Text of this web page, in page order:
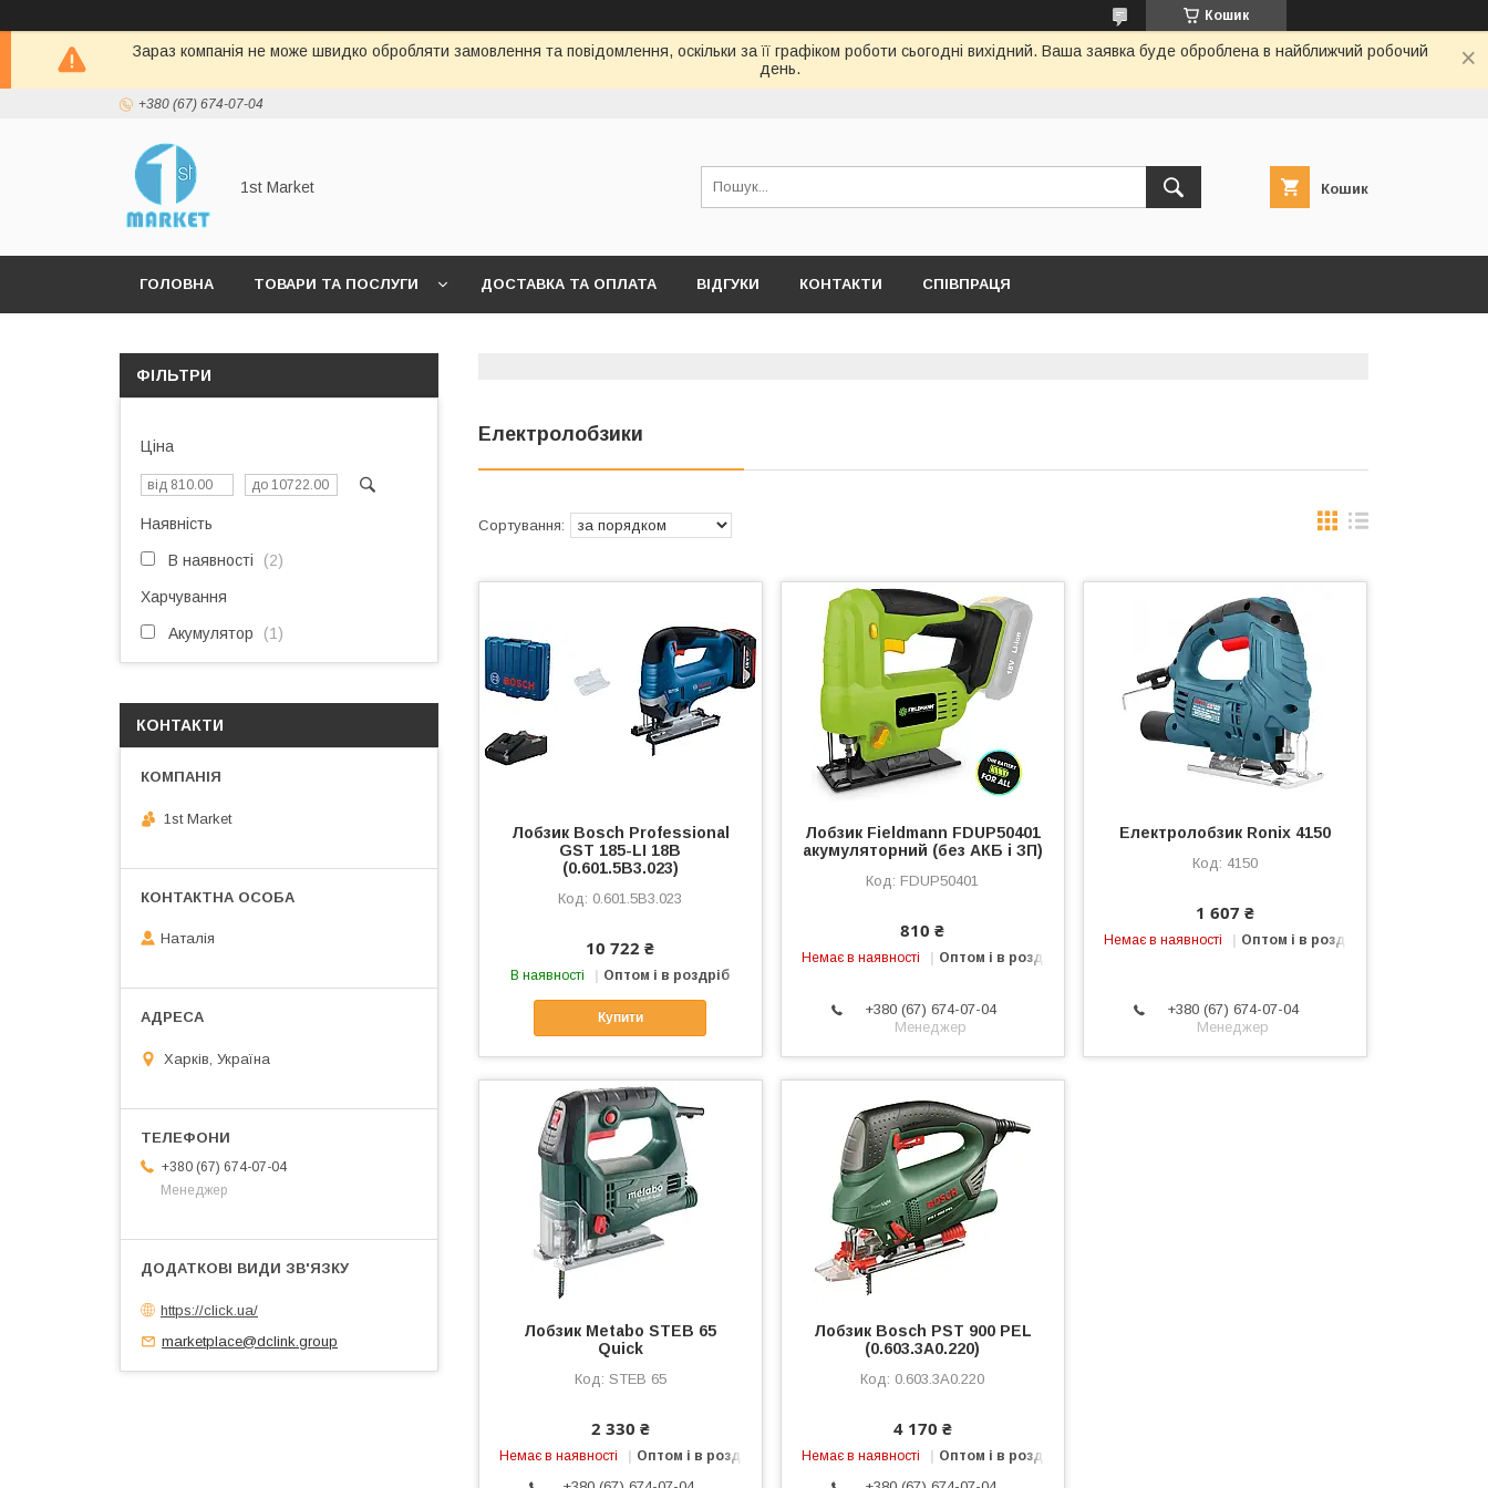
Кошик
Зараз компанія не може швидко обробляти замовлення та повідомлення, оскільки за її графіком роботи сьогодні вихідний. Ваша заявка буде оброблена в найближчий робочий
день.
+380 (67) 674-07-04
1st Market Кошик
ГОЛОВНА ТОВАРИ ТА ПОСЛУГИ ДОСТАВКА ТА ОПЛАТА ВІДГУКИ КОНТАКТИ СПІВПРАЦЯ
Електролобзики
Лобзик Bosch Professional
GST 185-LI 18В
(0.601.5B3.023)
0.601.5B3.023
10 722 ₴
В наявності Оптом і в роздріб
Купити
Лобзик Fieldmann FDUP50401
акумуляторний (без АКБ і ЗП)
FDUP50401
810 ₴
Немає в наявності Оптом і в роздріб
+380 (67) 674-07-04
Менеджер
Електролобзик Ronix 4150
4150
1 607 ₴
Немає в наявності Оптом і в роздріб
+380 (67) 674-07-04
Менеджер
Лобзик Metabo STEB 65
Quick
STEB 65
2 330 ₴
Немає в наявності Оптом і в роздріб
Лобзик Bosch PST 900 PEL
(0.603.3A0.220)
0.603.3A0.220
4 170 ₴
Немає в наявності Оптом і в роздріб
ФІЛЬТРИ
Ціна
Наявність
В наявності 2
Харчування
Акумулятор 1
КОНТАКТИ
1st Market
Наталія
Харків, Україна
+380 (67) 674-07-04
Менеджер
https://click.ua/
marketplace@dclink.group